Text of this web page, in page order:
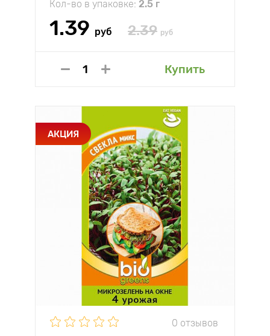
Кол-во в упаковке: 2.5 г
1.39 руб 2.39 руб
Купить
АКЦИЯ
0 отзывов